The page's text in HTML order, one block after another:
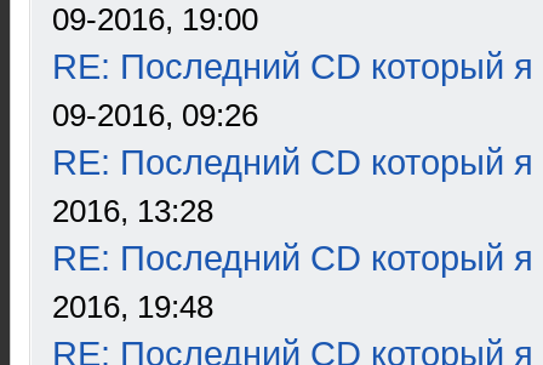
09-2016, 19:00
RE: Последний CD который я
09-2016, 09:26
RE: Последний CD который я
2016, 13:28
RE: Последний CD который я
2016, 19:48
RE: Последний CD который я